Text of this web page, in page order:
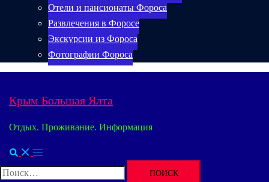
Отели и пансионаты Фороса
Развлечения в Форосе
Экскурсии из Фороса
Фотографии Фороса
Крым Большая Ялта
Отдых. Проживание. Информация
ПоискПереключатель
меню
Найти: